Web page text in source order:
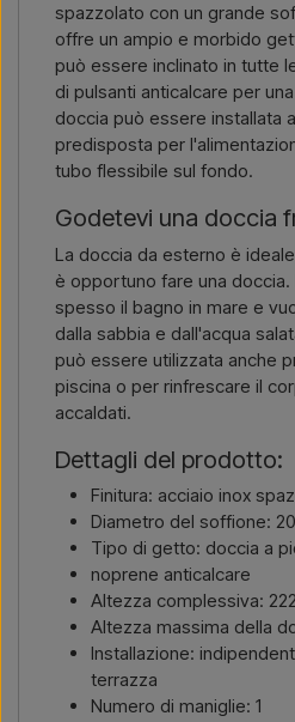
spazzolato con un grande
offre un ampio e morbido
può essere inclinato in tutte
di pulsanti anticalcare per
doccia può essere installata
predisposta per
tubo flessibile sul fondo.
Godetevi una doccia
La doccia da esterno è
è opportuno fare una doccia.
spesso il bagno in mare e
dalla sabbia e dall'acqua
può essere utilizzata anche
piscina o per rinfrescare il
accaldati.
Dettagli del prodotto:
Finitura: acciaio inox
Diametro del soffione:
Tipo di getto: doccia a
noprene anticalcare
Altezza complessiva:
Altezza massima della
Installazione:
terrazza
Numero di maniglie: 1